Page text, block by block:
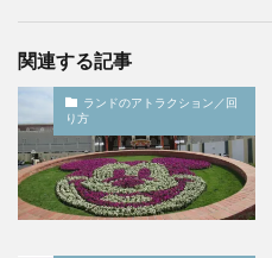
関連する記事
ランドのアトラクション／回
り方